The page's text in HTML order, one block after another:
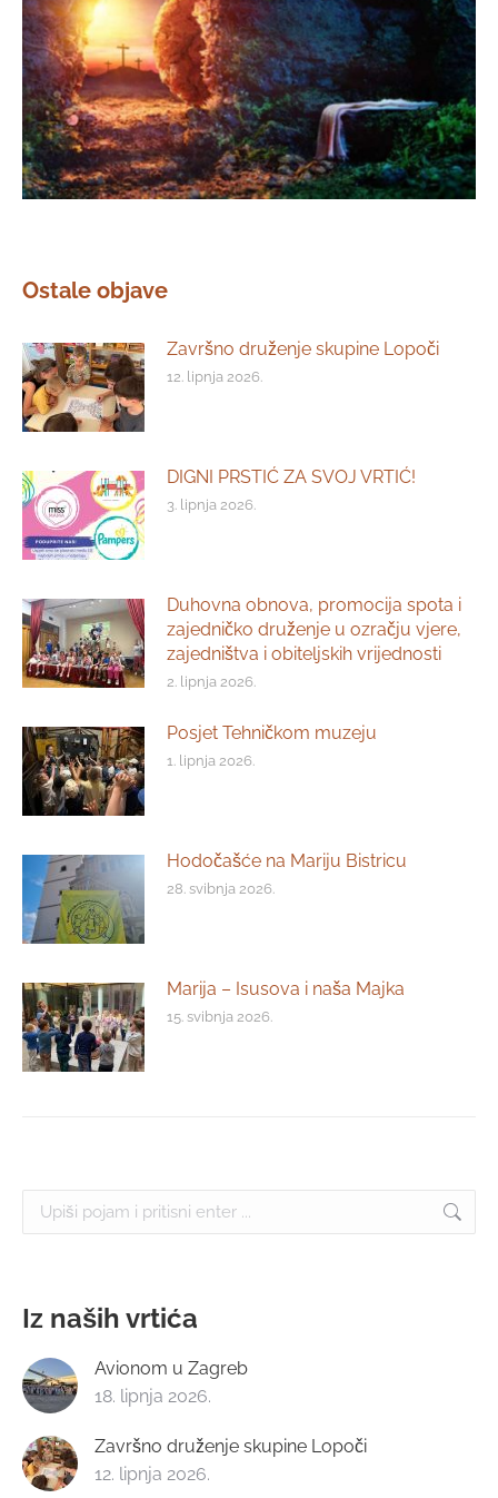
Ostale objave
Završno druženje skupine Lopoči
12. lipnja 2026.
DIGNI PRSTIĆ ZA SVOJ VRTIĆ!
3. lipnja 2026.
Duhovna obnova, promocija spota i
zajedničko druženje u ozračju vjere,
zajedništva i obiteljskih vrijednosti
2. lipnja 2026.
Posjet Tehničkom muzeju
1. lipnja 2026.
Hodočašće na Mariju Bistricu
28. svibnja 2026.
Marija – Isusova i naša Majka
15. svibnja 2026.
Search:
Iz naših vrtića
Avionom u Zagreb
18. lipnja 2026.
Završno druženje skupine Lopoči
12. lipnja 2026.